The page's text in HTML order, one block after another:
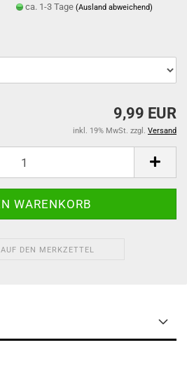
ca. 1-3 Tage(Ausland abweichend)
9,99 EUR
inkl. 19% MwSt. zzgl. Versand
AUF DEN MERKZETTEL